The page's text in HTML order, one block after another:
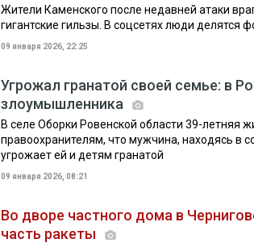
Жители Каменского после недавней атаки
гигантские гильзы. В соцсетях люди делятся
09 января 2026, 22:25
Угрожал гранатой своей семье: в
злоумышленника
В селе Оборки Ровенской области 39-летняя
правоохранителям, что мужчина, находясь в
угрожает ей и детям гранатой
09 января 2026, 08:21
Во дворе частного дома в
часть ракеты